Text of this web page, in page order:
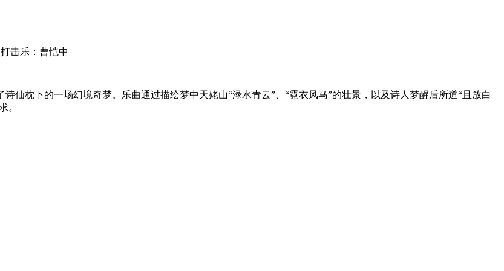
打击乐：曹恺中
仙枕下的一场幻境奇梦。乐曲通过描绘梦中天姥山“渌水青云”、“霓衣风马”的壮景，以及诗人梦醒后所道“且放白
。